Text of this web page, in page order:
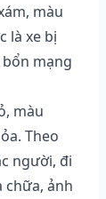
màu
là xe bị
mạng
màu
Theo
người, đi
chữa, ảnh